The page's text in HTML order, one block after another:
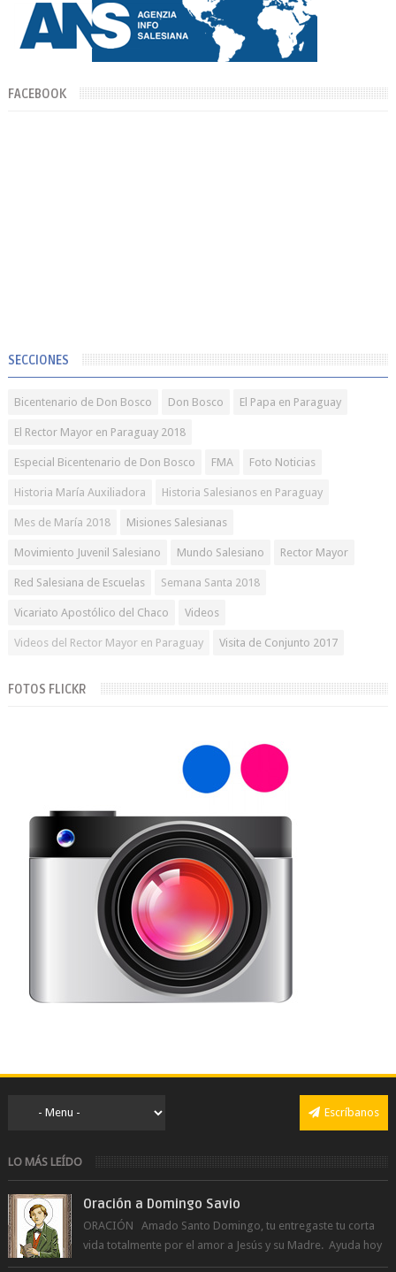
FACEBOOK
SECCIONES
Bicentenario de Don Bosco Don Bosco El Papa en Paraguay
El Rector Mayor en Paraguay 2018
Especial Bicentenario de Don Bosco FMA Foto Noticias
Historia María Auxiliadora Historia Salesianos en Paraguay
Mes de María 2018 Misiones Salesianas
Movimiento Juvenil Salesiano Mundo Salesiano Rector Mayor
Red Salesiana de Escuelas Semana Santa 2018
Vicariato Apostólico del Chaco Videos
Videos del Rector Mayor en Paraguay Visita de Conjunto 2017
FOTOS FLICKR
Escríbanos
LO MÁS LEÍDO
Oración a Domingo Savio
ORACIÓN Amado Santo Domingo, tu entregaste tu corta
vida totalmente por el amor a Jesús y su Madre. Ayuda hoy
a la juventud para ...